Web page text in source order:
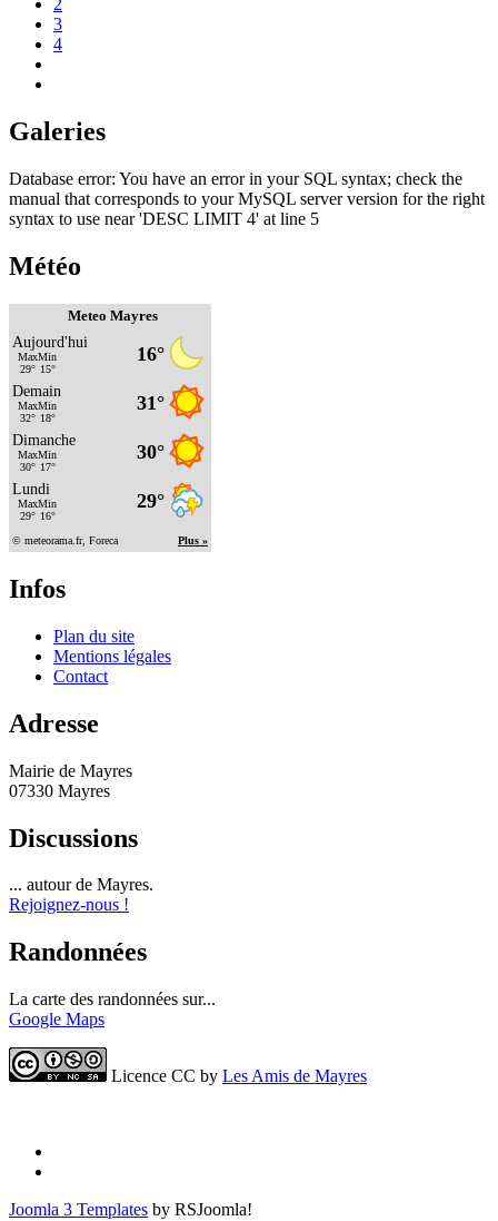
2
3
4
Galeries
Database error: You have an error in your SQL syntax; check the
manual that corresponds to your MySQL server version for the right
syntax to use near 'DESC LIMIT 4' at line 5
Météo
Meteo Mayres
Infos
Plan du site
Mentions légales
Contact
Adresse
Mairie de Mayres
07330 Mayres
Discussions
... autour de Mayres.
Rejoignez-nous !
Randonnées
La carte des randonnées sur...
Google Maps
Licence CC by Les Amis de Mayres
Joomla 3 Templates by RSJoomla!